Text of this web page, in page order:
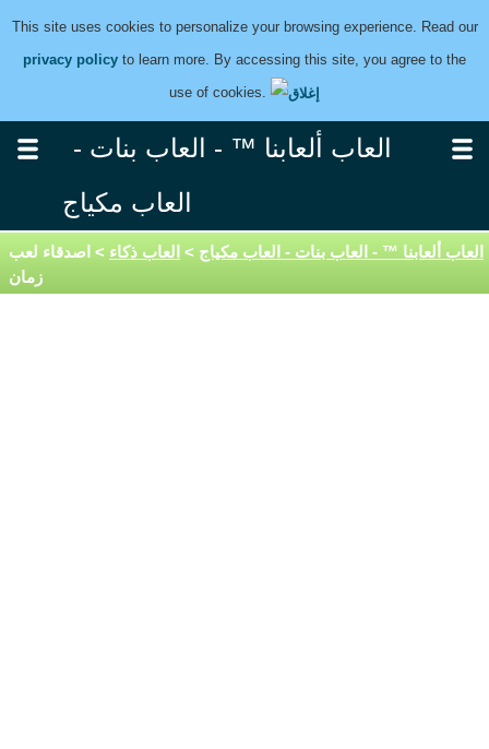
This site uses cookies to personalize your browsing experience. Read our
privacy policy to learn more. By accessing this site, you agree to the
use of cookies.
العاب ألعابنا ™ - العاب بنات -
العاب مكياج
العاب ألعابنا ™ - العاب بنات - العاب مكياج > العاب ذكاء > اصدقاء لعب
زمان